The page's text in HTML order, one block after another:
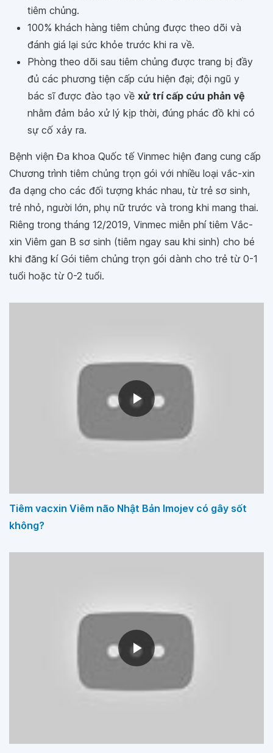
tiêm chủng.
100% khách hàng tiêm chủng được theo dõi và
đánh giá lại sức khỏe trước khi ra về.
Phòng theo dõi sau tiêm chủng được trang bị đầy
đủ các phương tiện cấp cứu hiện đại; đội ngũ y
bác sĩ được đào tạo về xử trí cấp cứu phản vệ
nhằm đảm bảo xử lý kịp thời, đúng phác đồ khi có
sự cố xảy ra.
Bệnh viện Đa khoa Quốc tế Vinmec hiện đang cung cấp
Chương trình tiêm chủng trọn gói với nhiều loại vắc-xin
đa dạng cho các đối tượng khác nhau, từ trẻ sơ sinh,
trẻ nhỏ, người lớn, phụ nữ trước và trong khi mang thai.
Riêng trong tháng 12/2019, Vinmec miễn phí tiêm Vắc-
xin Viêm gan B sơ sinh (tiêm ngay sau khi sinh) cho bé
khi đăng kí Gói tiêm chủng trọn gói dành cho trẻ từ 0-1
tuổi hoặc từ 0-2 tuổi.
Tiêm vacxin Viêm não Nhật Bản Imojev có gây sốt
không?